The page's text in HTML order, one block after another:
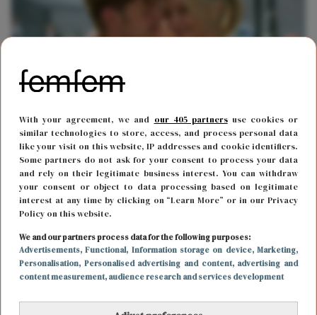
With your agreement, we and our 405 partnersuse cookies or
similar technologies to store, access, and process personal data
like your visit on this website, IP addresses and cookie identifiers.
Some partners do not ask for your consent to process your data
and rely on their legitimate business interest. You can withdraw
your consent or object to data processing based on legitimate
interest at any time by clicking on “Learn More” or in our Privacy
Policy on this website.
We and our partners process data for the following purposes:
Advertisements, Functional, Information storage on device, Marketing,
Personalisation, Personalised advertising and content, advertising and
content measurement, audience research and services development
LIEFDE 21 februari 2023 12:19
Pay attention: dit zijn de meest gebruikte alibi's
voor vreemdgaan